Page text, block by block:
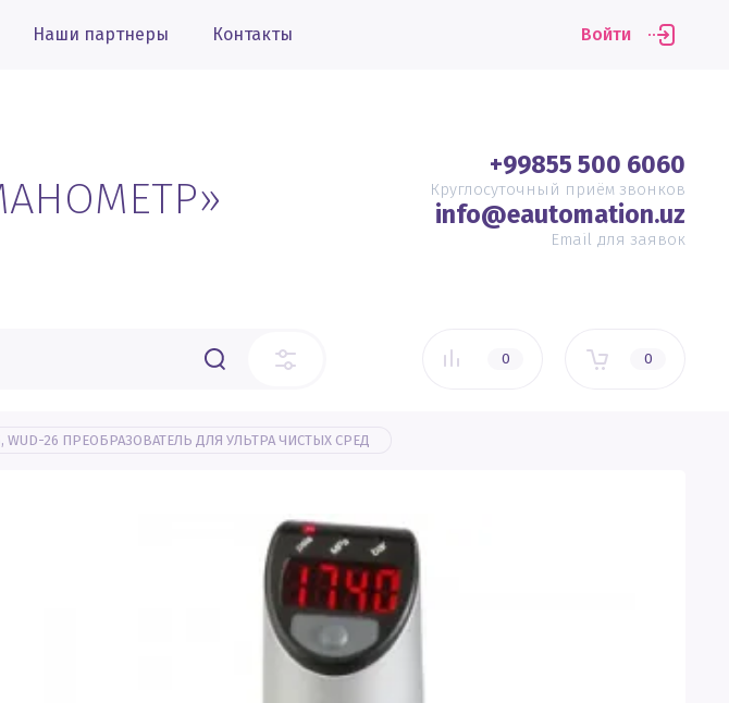
Наши партнеры Контакты Войти
+99855 500 6060
Круглосуточный приём звонков
info@eautomation.uz
Email для заявок
0 0
WUD-26 ПРЕОБРАЗОВАТЕЛЬ ДЛЯ УЛЬТРА ЧИСТЫХ СРЕД